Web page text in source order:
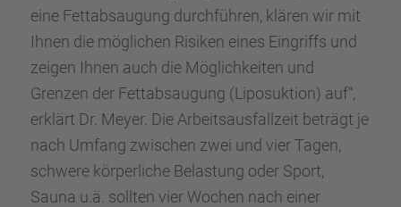
eine Fettab­sau­gung durch­füh­ren, klären wir mit
Ihnen die mögli­chen Risiken eines Eingriffs und
zeigen Ihnen auch die Möglich­kei­ten und
Grenzen der Fettab­sau­gung (Liposuk­tion) auf“,
erklärt Dr. Meyer. Die Arbeits­aus­fall­zeit beträgt je
nach Umfang zwischen zwei und vier Tagen,
schwere körper­li­che Belas­tung oder Sport,
Sauna u.ä. sollten vier Wochen nach einer